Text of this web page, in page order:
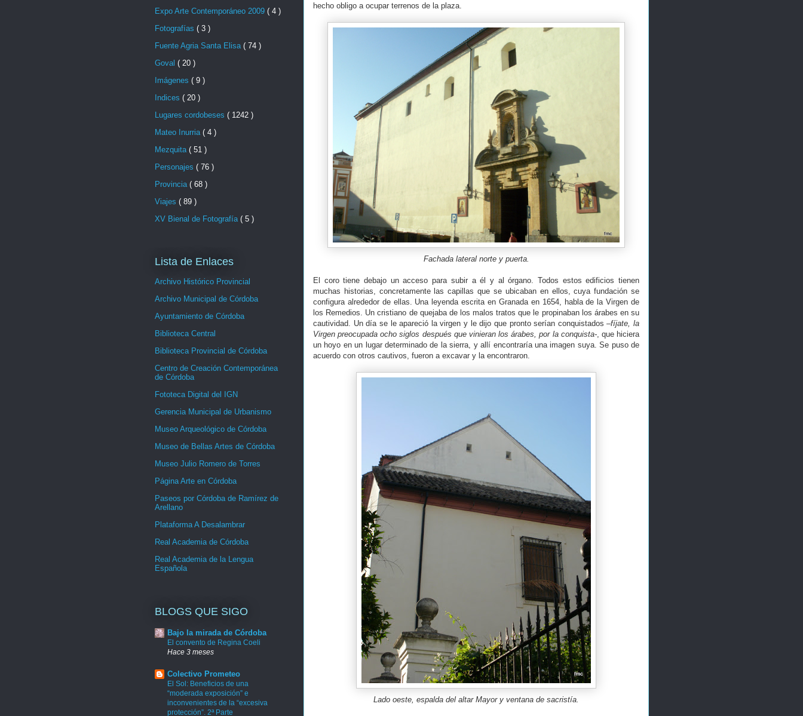
hecho obligo a ocupar terrenos de la plaza.
Fachada lateral norte y puerta.
El coro tiene debajo un acceso para subir a él y al órgano. Todos estos edificios tienen
muchas historias, concretamente las capillas que se ubicaban en ellos, cuya fundación se
configura alrededor de ellas. Una leyenda escrita en Granada en 1654, habla de la Virgen de
los Remedios. Un cristiano de quejaba de los malos tratos que le propinaban los árabes en su
cautividad. Un día se le apareció la virgen y le dijo que pronto serían conquistados–fíjate, la
Virgen preocupada ocho siglos después que vinieran los árabes, por la conquista-, que hiciera
un hoyo en un lugar determinado de la sierra, y allí encontraría una imagen suya. Se puso de
acuerdo con otros cautivos, fueron a excavar y la encontraron.
Lado oeste, espalda del altar Mayor y ventana de sacristía.
Expo Arte Contemporáneo 2009 ( 4 )
Fotografías ( 3 )
Fuente Agria Santa Elisa ( 74 )
Goval ( 20 )
Imágenes ( 9 )
Indices ( 20 )
Lugares cordobeses ( 1242 )
Mateo Inurria ( 4 )
Mezquita ( 51 )
Personajes ( 76 )
Provincia ( 68 )
Viajes ( 89 )
XV Bienal de Fotografía ( 5 )
Lista de Enlaces
Archivo Histórico Provincial
Archivo Municipal de Córdoba
Ayuntamiento de Córdoba
Biblioteca Central
Biblioteca Provincial de Córdoba
Centro de Creación Contemporánea
de Córdoba
Fototeca Digital del IGN
Gerencia Municipal de Urbanismo
Museo Arqueológico de Córdoba
Museo de Bellas Artes de Córdoba
Museo Julio Romero de Torres
Página Arte en Córdoba
Paseos por Córdoba de Ramírez de
Arellano
Plataforma A Desalambrar
Real Academia de Córdoba
Real Academia de la Lengua
Española
BLOGS QUE SIGO
Bajo la mirada de Córdoba
El convento de Regina Coeli
Hace 3 meses
Colectivo Prometeo
El Sol: Beneficios de una
“moderada exposición” e
inconvenientes de la “excesiva
protección”. 2ª Parte